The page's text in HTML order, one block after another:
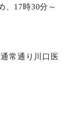
、17時30分～
常通り川口医